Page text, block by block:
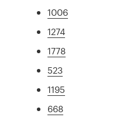
1006
1274
1778
523
1195
668